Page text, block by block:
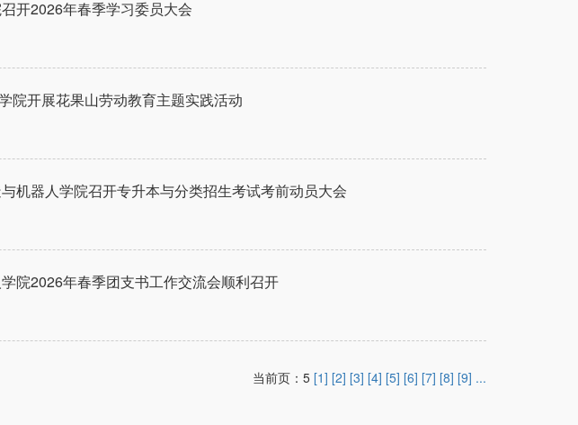
开2026年春季学习委员大会
院开展花果山劳动教育主题实践活动
机器人学院召开专升本与分类招生考试考前动员大会
院2026年春季团支书工作交流会顺利召开
当前页：5 [1] [2] [3] [4] [5] [6] [7] [8] [9] ...